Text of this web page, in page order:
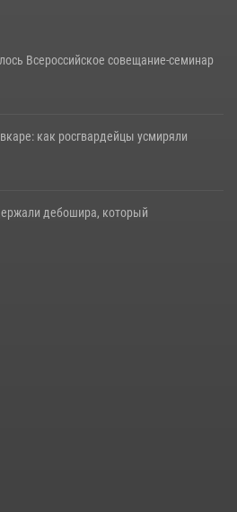
Всероссийское совещание-семинар
как росгвардейцы усмиряли
дебошира, который